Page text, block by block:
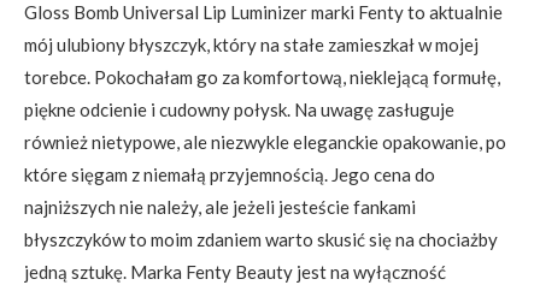
Gloss Bomb Universal Lip Luminizer marki Fenty to aktualnie
mój ulubiony błyszczyk, który na stałe zamieszkał w mojej
torebce. Pokochałam go za komfortową, nieklejącą formułę,
piękne odcienie i cudowny połysk. Na uwagę zasługuje
również nietypowe, ale niezwykle eleganckie opakowanie, po
które sięgam z niemałą przyjemnością. Jego cena do
najniższych nie należy, ale jeżeli jesteście fankami
błyszczyków to moim zdaniem warto skusić się na chociażby
jedną sztukę. Marka Fenty Beauty jest na wyłączność